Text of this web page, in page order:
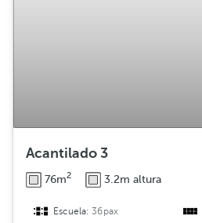
Acantilado 3
76m2 3.2m altura
Escuela:36pax